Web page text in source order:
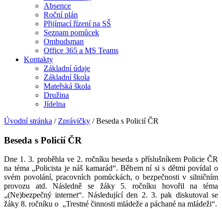
Absence
Roční plán
Přijímací řízení na SŠ
Seznam pomůcek
Ombudsman
Office 365 a MS Teams
Kontakty
Základní údaje
Základní škola
Mateřská škola
Družina
Jídelna
Úvodní stránka / Zprávičky /Beseda s Policií ČR
Beseda s Policií ČR
Dne 1. 3. proběhla ve 2. ročníku beseda s příslušníkem Policie ČR
na téma „Policista je náš kamarád“. Během ní si s dětmi povídal o
svém povolání, pracovních pomůckách, o bezpečnosti v silničním
provozu atd. Následně se žáky 5. ročníku hovořil na téma
„(Ne)bezpečný internet“. Následující den 2. 3. pak diskutoval se
žáky 8. ročníku o „Trestné činnosti mládeže a páchané na mládeži“.